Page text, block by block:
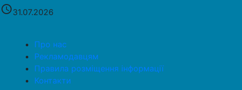
access_time31.07.2026
Про нас
Рекламодавцям
Правила розміщення інформації
Контакти